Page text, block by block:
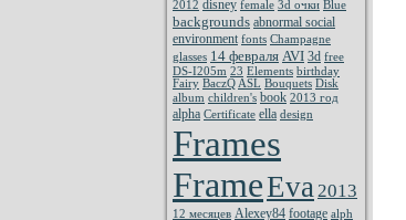
2012 disney female 3d очки Blue
backgrounds abnormal social
environment fonts Champagne
glasses 14 февраля AVI 3d free
DS-I205m 23 Elements birthday
Fairy BaczQ ASL Bouquets Disk
album children's book 2013 год
alpha Certificate ella design
Frames
FrameEva 2013
12 месяцев Alexey84 footage alph